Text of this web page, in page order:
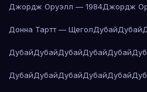
Джордж Оруэлл — 1984Джордж
Донна Тартт — ЩеголДубайДубай
ДубайДубайДубайДубайДубай
ДубайДубайДубайДубайДубай